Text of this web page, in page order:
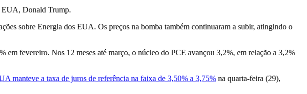
EUA, Donald Trump.
sobre Energia dos EUA. Os preços na bomba também continuaram a subir, atingindo o
fevereiro. Nos 12 meses até março, o núcleo do PCE avançou 3,2%, em relação a 3,2%
manteve a taxa de juros de referência na faixa de 3,50% a 3,75% na quarta-feira (29),